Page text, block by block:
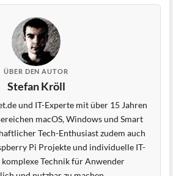
ÜBER DEN AUTOR
Stefan Kröll
und IT-Experte mit über 15 Jahren
macOS, Windows und Smart
Tech-Enthusiast zudem auch
Pi Projekte und individuelle IT-
komplexe Technik für Anwender